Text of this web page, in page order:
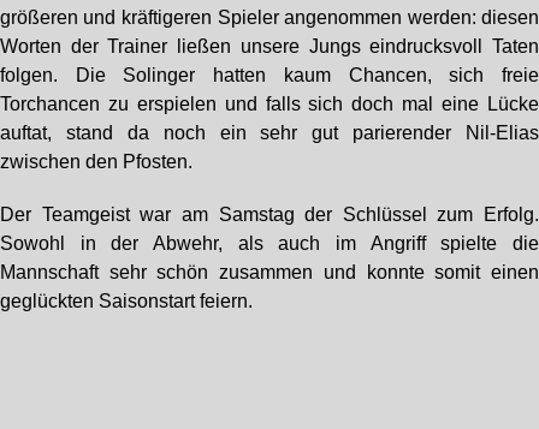
größeren und kräftigeren Spieler angenommen werden: diesen
Worten der Trainer ließen unsere Jungs eindrucksvoll Taten
folgen. Die Solinger hatten kaum Chancen, sich freie
Torchancen zu erspielen und falls sich doch mal eine Lücke
auftat, stand da noch ein sehr gut parierender Nil-Elias
zwischen den Pfosten.
Der Teamgeist war am Samstag der Schlüssel zum Erfolg.
Sowohl in der Abwehr, als auch im Angriff spielte die
Mannschaft sehr schön zusammen und konnte somit einen
geglückten Saisonstart feiern.